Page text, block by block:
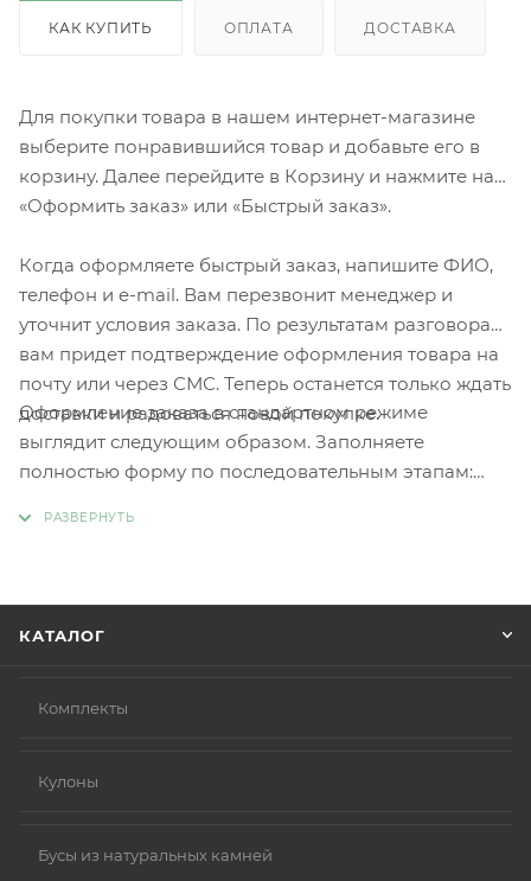
КАК КУПИТЬ ОПЛАТА ДОСТАВКА
Для покупки товара в нашем интернет-магазине
выберите понравившийся товар и добавьте его в
корзину. Далее перейдите в Корзину и нажмите на
«Оформить заказ» или «Быстрый заказ».
Когда оформляете быстрый заказ, напишите ФИО,
телефон и e-mail. Вам перезвонит менеджер и
уточнит условия заказа. По результатам разговора
вам придет подтверждение оформления товара на
почту или через СМС. Теперь останется только ждать
доставки и радоваться новой покупке.
Оформление заказа в стандартном режиме
выглядит следующим образом. Заполняете
полностью форму по последовательным этапам:
КАТАЛОГ
Комплекты
Кулоны
Бусы из натуральных камней